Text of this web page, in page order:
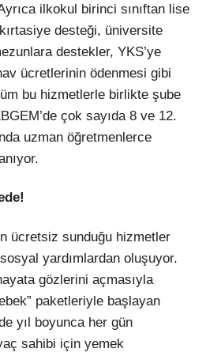
ilkokul birinci sınıftan lise
desteği, üniversite
destekler, YKS’ye
ücretlerinin ödenmesi gibi
bu hizmetlerle birlikte şube
çok sayıda 8 ve 12.
uzman öğretmenlerce
ücretsiz sunduğu hizmetler
yardımlardan oluşuyor.
gözlerini açmasıyla
paketleriyle başlayan
yıl boyunca her gün
sahibi için yemek